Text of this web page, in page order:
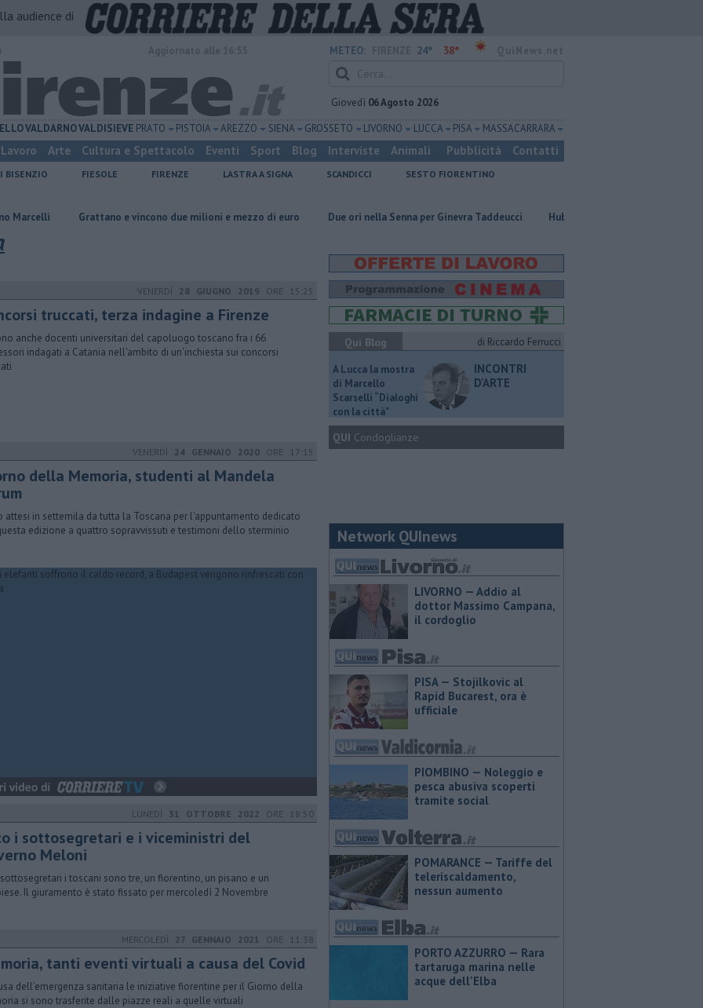
audience di
METEO: 24° 38°
Giovedì 06 Agosto 2026
VALDARNOVALDISIEVE PRATO PISTOIA AREZZO SIENA GROSSETO LIVORNO LUCCA PISA MASSA CARRARA
Lavoro Arte Cultura e Spettacolo Eventi Sport Blog Interviste Animali Pubblicità Contatti
BISENZIO FIESOLE FIRENZE LASTRA A SIGNA SCANDICCI
SESTO FIORENTINO
Grattano e vincono due milioni e mezzo di euro Due ori nella Senna per Ginevra Taddeucci Hub delle energie rinnovabili nell'ex
VENERDÌ 28 GIUGNO 2019 ORE 15:25
truccati, terza indagine a Firenze
anche docenti universitari del capoluogo toscano fra i 66
indagati a Catania nell'ambito di un'inchiesta sui concorsi
VENERDÌ 24 GENNAIO 2020 ORE 17:15
della Memoria, studenti al Mandela
attesi in settemila da tutta la Toscana per l'appuntamento dedicato
edizione a quattro sopravvissuti e testimoni dello sterminio
LUNEDÌ 31 OTTOBRE 2022 ORE 18:50
i sottosegretari e i viceministri del
Meloni
sottosegretari i toscani sono tre, un fiorentino, un pisano e un
Il giuramento è stato fissato per mercoledì 2 Novembre
MERCOLEDÌ 27 GENNAIO 2021 ORE 11:38
tanti eventi virtuali a causa del Covid
dell’emergenza sanitaria le iniziative fiorentine per il Giorno della
si sono trasferite dalle piazze reali a quelle virtuali
Qui Blog di Riccardo Ferrucci
A Lucca la mostra
di Marcello
Scarselli “Dialoghi
con la città"
INCONTRI
D'ARTE
QUI Condoglianze
Network QUInews
LIVORNO — Addio al
dottor Massimo Campana,
il cordoglio
PISA — Stojilkovic al
Rapid Bucarest, ora è
ufficiale
PIOMBINO — Noleggio e
pesca abusiva scoperti
tramite social
POMARANCE — Tariffe del
teleriscaldamento,
nessun aumento
PORTO AZZURRO — Rara
tartaruga marina nelle
acque dell'Elba